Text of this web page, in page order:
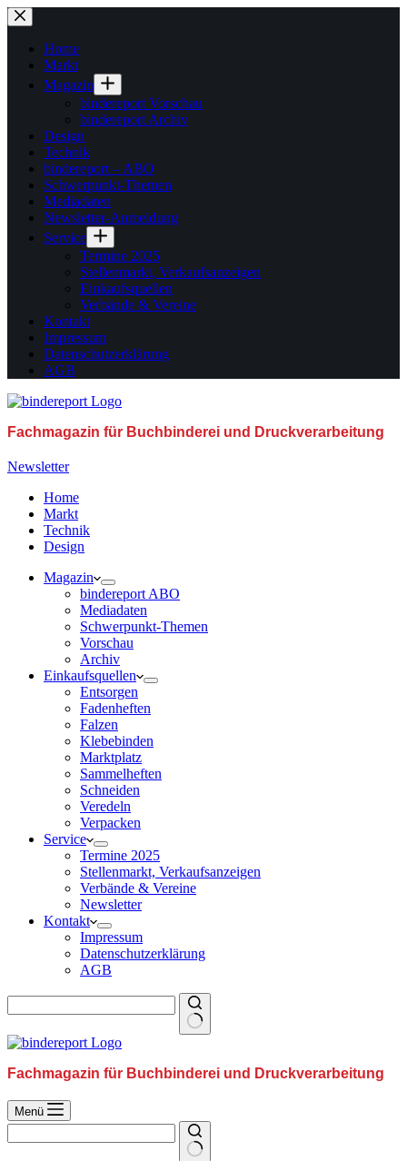
Zum
Inhalt
springenHome
Markt
Magazin
bindereport Vorschau
bindereport Archiv
Design
Technik
bindereport – ABO
Schwerpunkt-Themen
Mediadaten
Newsletter-Anmeldung
Service
Termine 2025
Stellenmarkt, Verkaufsanzeigen
Einkaufsquellen
Verbände & Vereine
Kontakt
Impressum
Datenschutzerklärung
AGB
Fachmagazin für Buchbinderei und Druckverarbeitung
Newsletter
Home
Markt
Technik
Design
Magazin
bindereport ABO
Mediadaten
Schwerpunkt-Themen
Vorschau
Archiv
Einkaufsquellen
Entsorgen
Fadenheften
Falzen
Klebebinden
Marktplatz
Sammelheften
Schneiden
Veredeln
Verpacken
Service
Termine 2025
Stellenmarkt, Verkaufsanzeigen
Verbände & Vereine
Newsletter
Kontakt
Impressum
Datenschutzerklärung
AGB
Fachmagazin für Buchbinderei und Druckverarbeitung
Menü